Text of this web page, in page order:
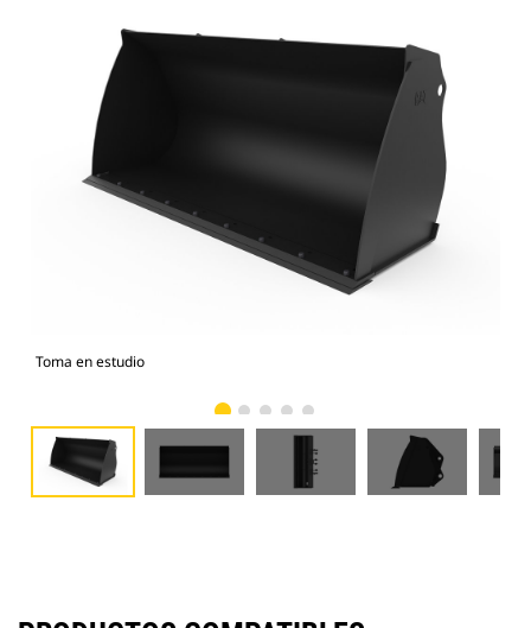
Toma en estudio